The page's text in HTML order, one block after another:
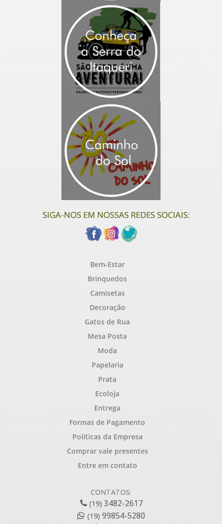
SIGA-NOS EM NOSSAS REDES SOCIAIS:
Bem-Estar
Brinquedos
Camisetas
Decoração
Gatos de Rua
Mesa Posta
Moda
Papelaria
Prata
Ecoloja
Entrega
Formas de Pagamento
Políticas da Empresa
Comprar vale presentes
Entre em contato
CONTATOS:
(19)3482-2617
(19)99854-5280